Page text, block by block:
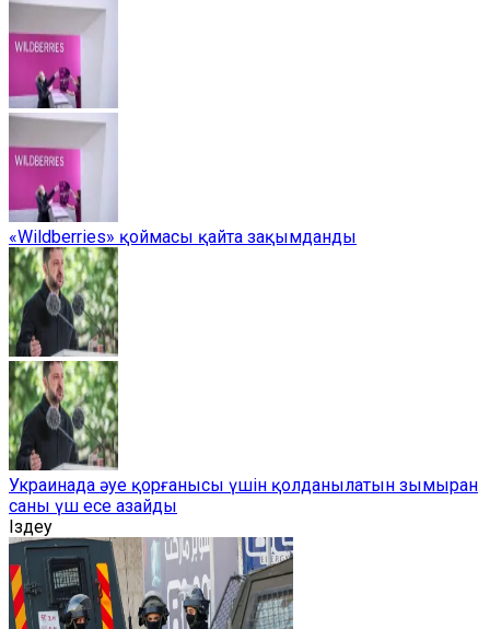
«Wildberries» қоймасы қайта зақымданды
Украинада әуе қорғанысы үшін қолданылатын зымыран
саны үш есе азайды
Іздеу